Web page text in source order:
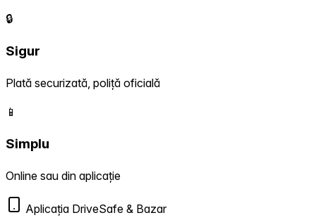
🔒
Sigur
Plată securizată, poliță oficială
📱
Simplu
Online sau din aplicație
Aplicația DriveSafe & Bazar